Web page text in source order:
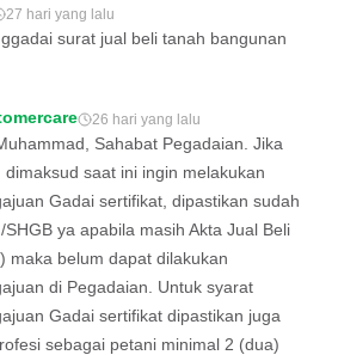
27 hari yang lalu
surat jual beli tanah bangunan
26 hari yang lalu
Sahabat Pegadaian. Jika
dimaksud saat ini ingin melakukan
Gadai sertifikat, dipastikan sudah
SHGB ya apabila masih Akta Jual Beli
maka belum dapat dilakukan
di Pegadaian. Untuk syarat
Gadai sertifikat dipastikan juga
sebagai petani minimal 2 (dua)